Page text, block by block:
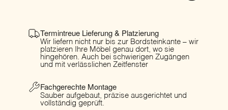
Termintreue Lieferung & Platzierung
Wir liefern nicht nur bis zur Bordsteinkante – wir
platzieren Ihre Möbel genau dort, wo sie
hingehören. Auch bei schwierigen Zugängen
und mit verlässlichen Zeitfenster
Fachgerechte Montage
Sauber aufgebaut, präzise ausgerichtet und
vollständig geprüft.